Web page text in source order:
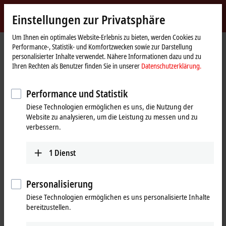
Beckhoff
-
New
Automation
Technology
myBeckhoff
StartseiteProdukte I/O Busklemmen KL4xxx | Analog-Ausgang
KL4xxx | Busklemmen, Analog-
Ausgang
Tabellarische Produktübersicht
Die Busklemmen KL4xxx und KM4xxx geben unterschiedliche analoge
0 bis 20 mAund4 bis 20 mA. Busklemmen mit Stromausgängen >20
mA sind der ProduktgruppeKL2xxxzugeordnet.
Einstellungen zur Privatsphäre
Um Ihnen ein optimales Website-Erlebnis zu bieten, werden Cookies zu
Performance-, Statistik- und Komfortzwecken sowie zur Darstellung
personalisierter Inhalte verwendet. Nähere Informationen dazu und zu
Ihren Rechten als Benutzer finden Sie in unserer Datenschutzerklärung.
Performance und Statistik
Diese Technologien ermöglichen es uns, die Nutzung der
Website zu analysieren, um die Leistung zu messen und zu
verbessern.
1 Dienst
Personalisierung
Diese Technologien ermöglichen es uns personalisierte Inhalte
bereitzustellen.